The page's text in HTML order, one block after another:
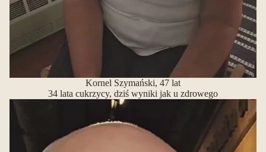
Kornel Szymański, 47 lat
34 lata cukrzycy, dziś wyniki jak u zdrowego